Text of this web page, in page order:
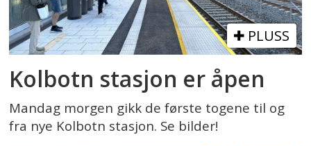
PLUSS
Kolbotn stasjon er åpen
Mandag morgen gikk de første togene til og
fra nye Kolbotn stasjon. Se bilder!